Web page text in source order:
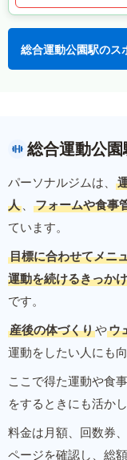
総合運動公園駅のス
総合運動公
パーソナルジムは、
人 、 フォームや食事
ています。
目標に合わせてメニ
運動を続けるきっか
です。
産後の体づくりやウ
運動をしたい人にも
ここで得た運動や食
をするときにも活か
料金は月額、回数券
ページを確認し、総